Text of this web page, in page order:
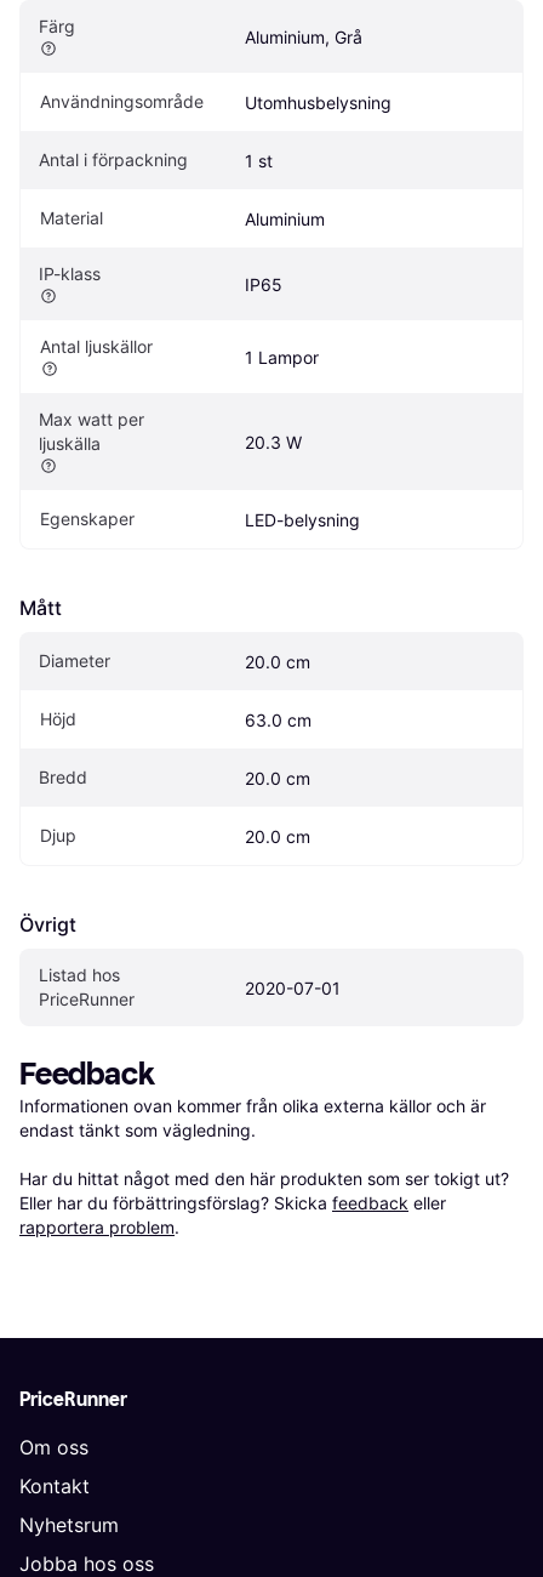
Färg
Aluminium, Grå
Användningsområde Utomhusbelysning
Antal i förpackning 1 st
Material Aluminium
IP-klass
IP65
Antal ljuskällor
1 Lampor
Max watt per
ljuskälla
20.3 W
Egenskaper LED-belysning
Mått
Diameter 20.0 cm
Höjd 63.0 cm
Bredd 20.0 cm
Djup 20.0 cm
Övrigt
Listad hos
PriceRunner
2020-07-01
Feedback
Informationen ovan kommer från olika externa källor och är
endast tänkt som vägledning.
Har du hittat något med den här produkten som ser tokigt ut?
Eller har du förbättringsförslag? Skicka feedback eller
rapportera problem.
PriceRunner
Om oss
Kontakt
Nyhetsrum
Jobba hos oss